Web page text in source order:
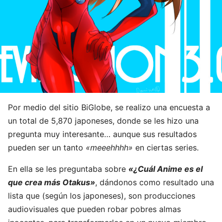
Por medio del sitio BiGlobe, se realizo una encuesta a
un total de 5,870 japoneses, donde se les hizo una
pregunta muy interesante… aunque sus resultados
pueden ser un tanto «meeehhhh» en ciertas series.
En ella se les preguntaba sobre «¿Cuál Anime es el
que crea más Otakus», dándonos como resultado una
lista que (según los japoneses), son producciones
audiovisuales que pueden robar pobres almas